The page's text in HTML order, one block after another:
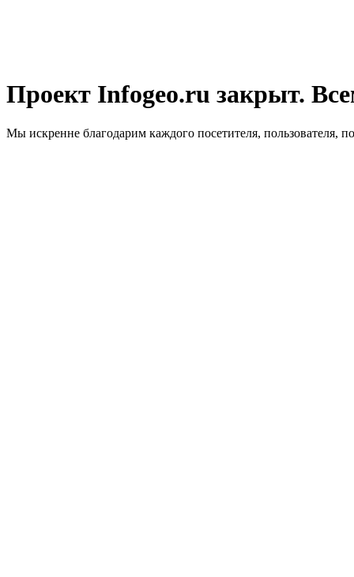
Проект Infogeo.ru закрыт.
Мы искренне благодарим каждого посетителя, пользователя,